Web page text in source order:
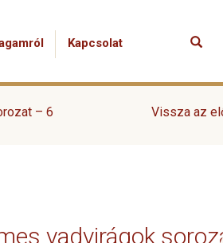
Kapcsolat
Vissza az
– 6
vadvirágok